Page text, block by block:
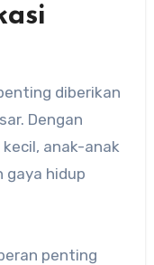
diberikan
Dengan
anak-anak
gaya hidup
penting